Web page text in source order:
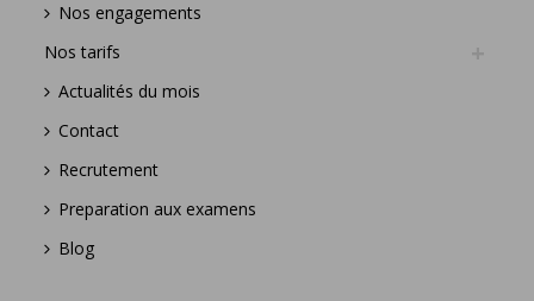
Nos engagements
Nos tarifs
Actualités du mois
Contact
Recrutement
Preparation aux examens
Blog